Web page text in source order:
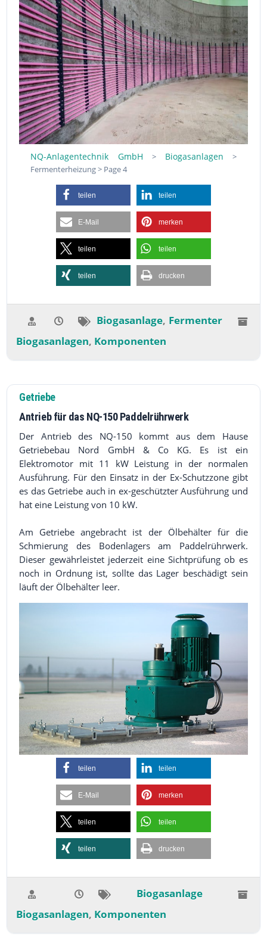
NQ-Anlagentechnik GmbH > Biogasanlagen >
Fermenterheizung> Page 4
teilen teilen
E-Mail merken
teilen teilen
teilen drucken
Biogasanlage, Fermenter
Biogasanlagen, Komponenten
Getriebe
Antrieb für das NQ-150 Paddelrührwerk
Der Antrieb des NQ-150 kommt aus dem Hause
Getriebebau Nord GmbH & Co KG. Es ist ein
Elektromotor mit 11 kW Leistung in der normalen
Ausführung. Für den Einsatz in der Ex-Schutzzone gibt
es das Getriebe auch in ex-geschützter Ausführung und
hat eine Leistung von 10 kW.
Am Getriebe angebracht ist der Ölbehälter für die
Schmierung des Bodenlagers am Paddelrührwerk.
Dieser gewährleistet jederzeit eine Sichtprüfung ob es
noch in Ordnung ist, sollte das Lager beschädigt sein
läuft der Ölbehälter leer.
teilen teilen
E-Mail merken
teilen teilen
teilen drucken
Biogasanlage
Biogasanlagen, Komponenten